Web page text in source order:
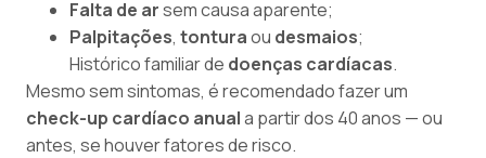
Falta de arsem causa aparente;
Palpitações, tonturaou desmaios;
Histórico familiar de doenças cardíacas.
Mesmo sem sintomas, é recomendado fazer um
check-up cardíaco anuala partir dos 40 anos — ou
antes, se houver fatores de risco.